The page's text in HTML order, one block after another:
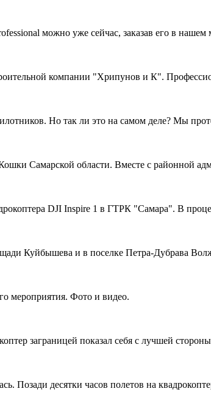
можно уже сейчас, заказав его в нашем
компании "Хрипунов и К".
Но так ли это на самом деле? Мы
Самарской области. Вместе с районной
DJI Inspire 1 в ГТРК "Самара". В
Куйбышева и в поселке Петра-Дубрава
мероприятия. Фото и видео.
заграницей показал себя с лучшей
Позади десятки часов полетов на